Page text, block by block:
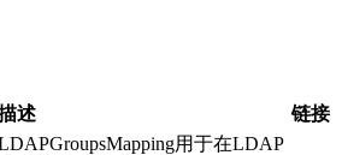
述 链接
用于在LDAP